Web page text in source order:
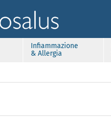
Infiammazione
& Allergia